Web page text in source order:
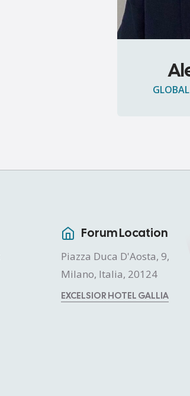
Forum Location
Piazza Duca D'Aosta, 9,
Milano, Italia, 20124
EXCELSIOR HOTEL GALLIA